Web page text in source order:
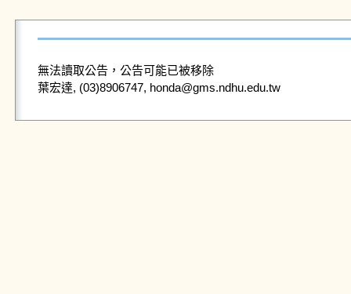
無法讀取公告，公告可能已被移除
葉宏達, (03)8906747, honda@gms.ndhu.edu.tw